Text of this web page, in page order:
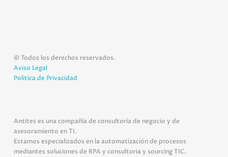
© Todos los derechos reservados.
Aviso Legal
Politica de Privacidad
Antites es una compañía de consultoría de negocio y de
asesoramiento en TI.
Estamos especializados en la automatización de procesos
mediantes soluciones de RPA y consultoria y sourcing TIC.